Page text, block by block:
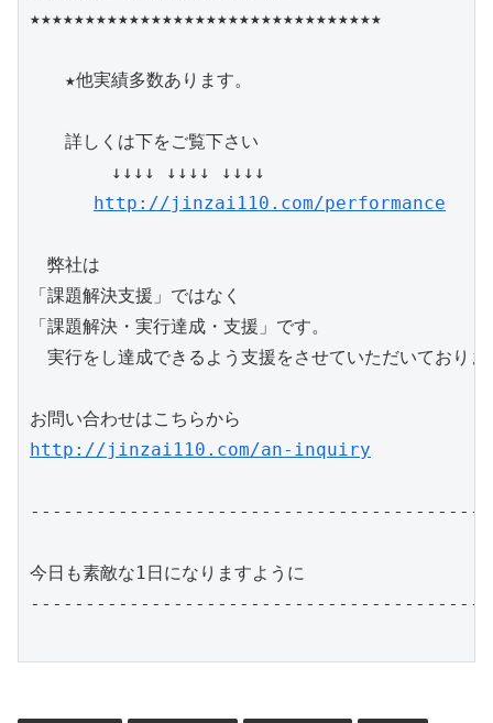
★★★★★★★★★★★★★★★★★★★★★★★★★★★★★★★★
★他実績多数あります。
詳しくは下をご覧下さい
↓↓↓↓ ↓↓↓↓ ↓↓↓↓
http://jinzai110.com/performance
弊社は
「課題解決支援」ではなく
「課題解決・実行達成・支援」です。
実行をし達成できるよう支援をさせていただいておりま
http://jinzai110.com/an-inquiry
今日も素敵な1日になりますように